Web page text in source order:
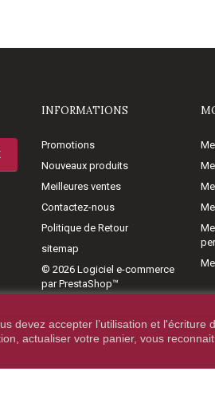
INFORMATIONS
Promotions
Nouveaux produits
Meilleures ventes
Contactez-nous
Politique de Retour
sitemap
© 2026 Logiciel e-commerce
par PrestaShop™
devez accepter l’utilisation et
actualiser votre panier, vous